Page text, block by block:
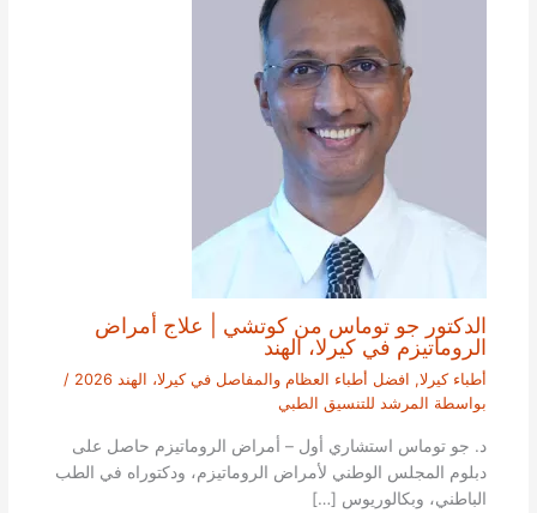
الدكتور جو توماس من كوتشي | علاج أمراض
الروماتيزم في كيرلا، الهند
أطباء كيرلا, افضل أطباء العظام والمفاصل في كيرلا، الهند 2026
/
بواسطة المرشد للتنسيق الطبي
د. جو توماس استشاري أول – أمراض الروماتيزم حاصل على
دبلوم المجلس الوطني لأمراض الروماتيزم، ودكتوراه في الطب
الباطني، وبكالوريوس […]